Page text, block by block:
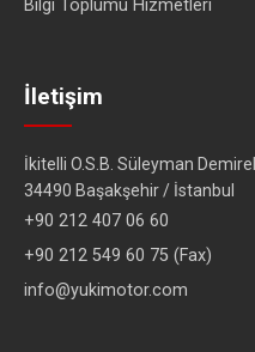
Bilgi Toplumu Hizmetleri
İletişim
İkitelli O.S.B. Süleyman
34490 Başakşehir / İstanbul
+90 212 407 06 60
+90 212 549 60 75 (Fax)
info@yukimotor.com